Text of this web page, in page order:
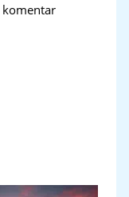
komentar